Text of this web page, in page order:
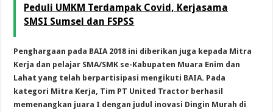
Peduli UMKM Terdampak Covid, Kerjasama
SMSI Sumsel dan FSPSS
Penghargaan pada BAIA 2018 ini diberikan juga kepada Mitra
Kerja dan pelajar SMA/SMK se-Kabupaten Muara Enim dan
Lahat yang telah berpartisipasi mengikuti BAIA. Pada
kategori Mitra Kerja, Tim PT United Tractor berhasil
memenangkan juara I dengan judul inovasi Dingin Murah di